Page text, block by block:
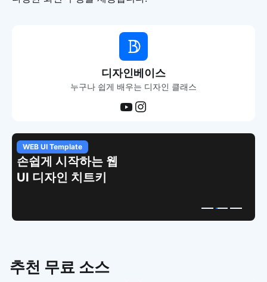
디자인베이스
누구나 쉽게 배우는 디자인 클래스
WEB UI Template
손쉽게 시작하는 웹
UI 디자인 치트키
추천 무료 소스